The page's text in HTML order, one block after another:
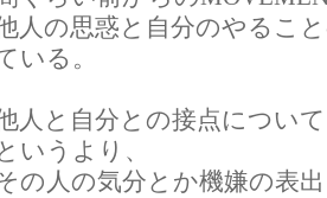
人の思惑と自分のやるこ
いる。
人と自分との接点につい
いうより、
の人の気分とか機嫌の表